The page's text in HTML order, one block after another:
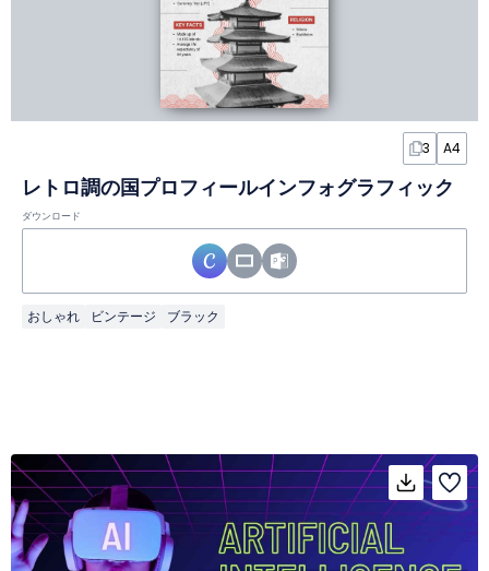
3 A4
レトロ調の国プロフィールインフォグラフィック
ダウンロード
おしゃれ ビンテージ ブラック